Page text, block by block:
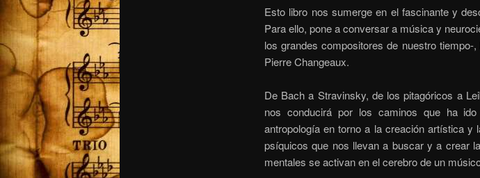
Esto libro nos sumerge en el fascinante y
Para ello, pone a conversar a música y
los grandes compositores de nuestro
Pierre Changeaux.
De Bach a Stravinsky, de los pitagóricos a
nos conducirá por los caminos que ha
antropología en torno a la creación artística
psíquicos que nos llevan a buscar y a crear
mentales se activan en el cerebro de un